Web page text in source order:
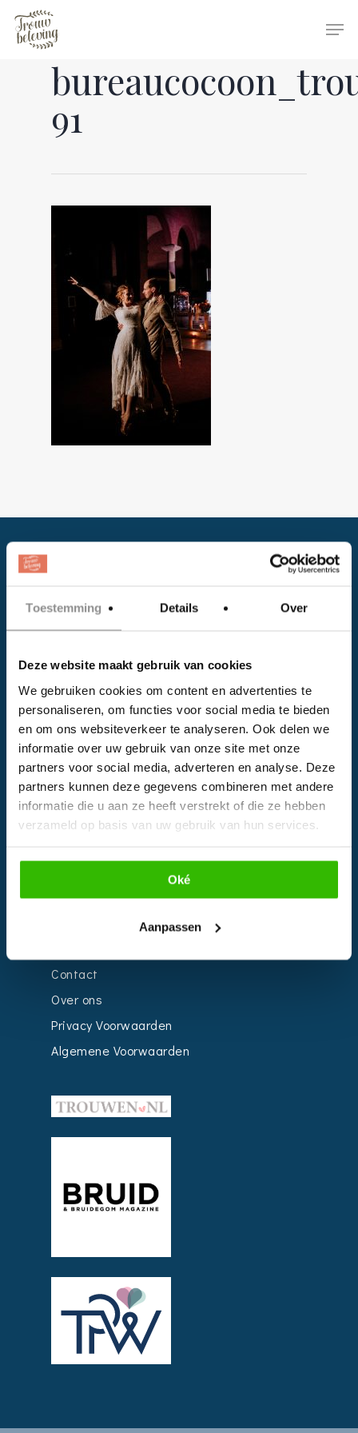
Toestemming Details Over
Deze website maakt gebruik van cookies
We gebruiken cookies om content en advertenties te
personaliseren, om functies voor social media te bieden
en om ons websiteverkeer te analyseren. Ook delen we
informatie over uw gebruik van onze site met onze
partners voor social media, adverteren en analyse. Deze
partners kunnen deze gegevens combineren met andere
informatie die u aan ze heeft verstrekt of die ze hebben
verzameld op basis van uw gebruik van hun services.
Oké
Aanpassen
Hit enter to search or ESC to close
91
Facebook
Instagram
EVENTS
Kalender
Bedrijven
Impressie
Weddingplanner
Contact
Over ons
Privacy Voorwaarden
Algemene Voorwaarden